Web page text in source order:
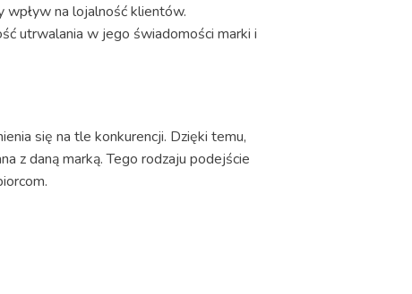
wpływ na lojalność klientów.
utrwalania w jego świadomości marki i
się na tle konkurencji. Dzięki temu,
z daną marką. Tego rodzaju podejście